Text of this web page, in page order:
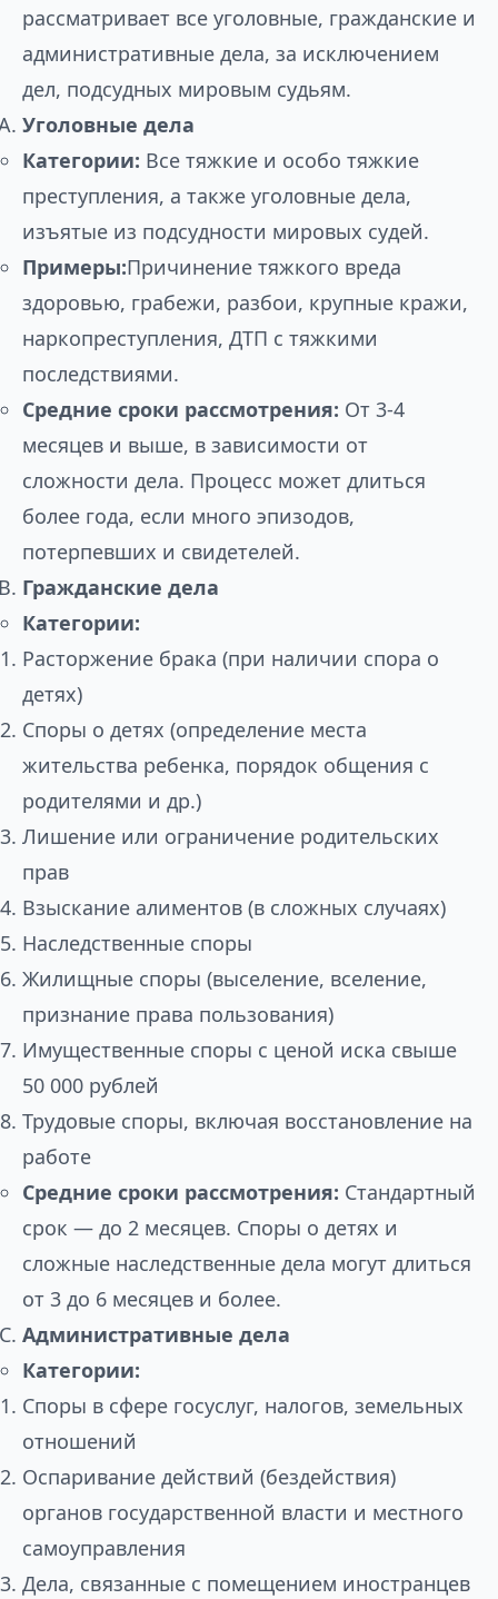
рассматривает все уголовные, гражданские и
административные дела, за исключением
дел, подсудных мировым судьям.
Уголовные дела
Категории: Все тяжкие и особо тяжкие
преступления, а также уголовные дела,
изъятые из подсудности мировых судей.
Примеры:Причинение тяжкого вреда
здоровью, грабежи, разбои, крупные кражи,
наркопреступления, ДТП с тяжкими
последствиями.
Средние сроки рассмотрения: От 3-4
месяцев и выше, в зависимости от
сложности дела. Процесс может длиться
более года, если много эпизодов,
потерпевших и свидетелей.
Гражданские дела
Категории:
Расторжение брака (при наличии спора о
детях)
Споры о детях (определение места
жительства ребенка, порядок общения с
родителями и др.)
Лишение или ограничение родительских
прав
Взыскание алиментов (в сложных случаях)
Наследственные споры
Жилищные споры (выселение, вселение,
признание права пользования)
Имущественные споры с ценой иска свыше
50 000 рублей
Трудовые споры, включая восстановление на
работе
Средние сроки рассмотрения: Стандартный
срок — до 2 месяцев. Споры о детях и
сложные наследственные дела могут длиться
от 3 до 6 месяцев и более.
Административные дела
Категории:
Споры в сфере госуслуг, налогов, земельных
отношений
Оспаривание действий (бездействия)
органов государственной власти и местного
самоуправления
Дела, связанные с помещением иностранцев